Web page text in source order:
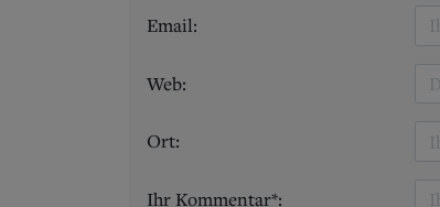
Email:
Web:
Ort:
Ihr Kommentar*: